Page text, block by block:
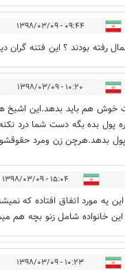
۰۹:۴۴ - ۱۳۹۸/۰۳/۰۹
رفته بودند ؟ این فتنه گران
۱۰:۲۰ - ۱۳۹۸/۰۳/۰۹
هم باید بدهد.این اشیخ
پول بده بگه دست شما درد
پول بدهد.هرچن زن ومرد
۱۵:۰۴ - ۱۳۹۸/۰۳/۰۹
یه مورد اتفاق افتاده که
خانواده شامل زنو بچه هم
۱۰:۲۳ - ۱۳۹۸/۰۳/۰۹